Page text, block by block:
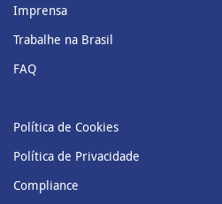
Imprensa
Trabalhe na Brasil
FAQ
Política de Cookies
Política de Privacidade
Compliance